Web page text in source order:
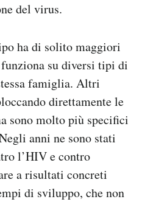
del virus.
ha di solito maggiori
su diversi tipi di
famiglia. Altri
direttamente le
sono molto più specifici
anni ne sono stati
l’HIV e contro
a risultati concreti
di sviluppo, che non